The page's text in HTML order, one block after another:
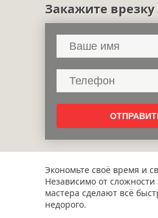
Закажите врезку
Экономьте своё время и
Независимо от
мастера сделают всё
недорого.